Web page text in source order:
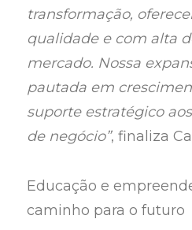
transformação,
qualidade e com alta
mercado. Nossa
pautada em
suporte estratégico
de negócio”, finaliza
Educação e
caminho para o futuro